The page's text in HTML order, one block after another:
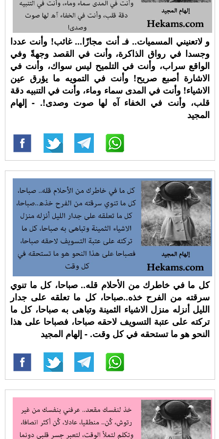
و لاتعنيني المسميات.. فـ أنت مجازًا... غائب! وأنت عددا
وجسدا في رواق الذاكرة، وأنت في القصد وجهةً وفي
الواقع سراب، وأنت في التلميح ليس سواك، وأنت في
الاشارة أصبع صريح! وأنت في التمويه ما يؤرق عين
الاشياء! وأنت في المدى سماء وماء، وأنت في التنبيه دقة
قلب، وأنت في الخفاء آه لها صوت وصدى!. - إلهام
المجيد
كل ما في خاطرك من الأحلام قله.. صباحا، كل ما تنوي
سرقته من الفرح خذه..صباحا، كل ما تعلقه على جدار
الليل أنزله منزل الاشياء الثمينة وتباهى به صباحا، كل ما
تركته على عتبة التسويف لاحقه صباحا، فصباحا على هذا
النحو هو ما تستحقه في كل وقت. - إلهام المجيد